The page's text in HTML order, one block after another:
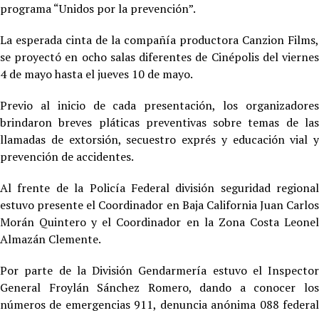
programa “Unidos por la prevención”.
La esperada cinta de la compañía productora Canzion Films,
se proyectó en ocho salas diferentes de Cinépolis del viernes
4 de mayo hasta el jueves 10 de mayo.
Previo al inicio de cada presentación, los organizadores
brindaron breves pláticas preventivas sobre temas de las
llamadas de extorsión, secuestro exprés y educación vial y
prevención de accidentes.
Al frente de la Policía Federal división seguridad regional
estuvo presente el Coordinador en Baja California Juan Carlos
Morán Quintero y el Coordinador en la Zona Costa Leonel
Almazán Clemente.
Por parte de la División Gendarmería estuvo el Inspector
General Froylán Sánchez Romero, dando a conocer los
números de emergencias 911, denuncia anónima 088 federal